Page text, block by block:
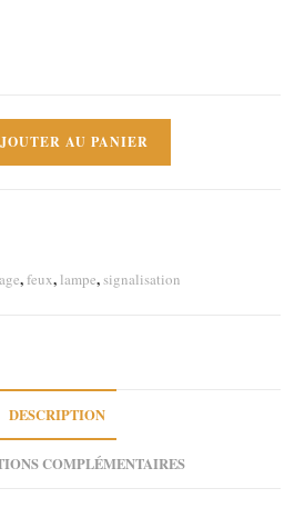
AU PANIER
,feux, lampe,signalisation
DESCRIPTION
COMPLÉMENTAIRES